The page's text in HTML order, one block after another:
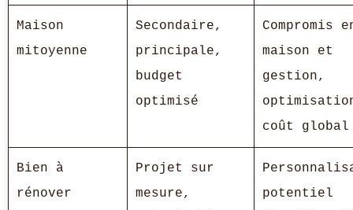
Maison
mitoyenne
Secondaire,
principale,
budget
optimisé
Compromis
maison et
gestion,
coût global
Bien à
rénover
Projet sur
mesure,
potentiel